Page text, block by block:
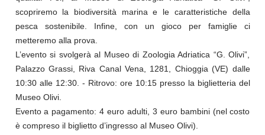
scopriremo la biodiversità marina e le caratteristiche della
pesca sostenibile. Infine, con un gioco per famiglie ci
metteremo alla prova.
L’evento si svolgerà al Museo di Zoologia Adriatica “G. Olivi”,
Palazzo Grassi, Riva Canal Vena, 1281, Chioggia (VE) dalle
10:30 alle 12:30. - Ritrovo: ore 10:15 presso la biglietteria del
Museo Olivi.
Evento a pagamento: 4 euro adulti, 3 euro bambini (nel costo
è compreso il biglietto d’ingresso al Museo Olivi).